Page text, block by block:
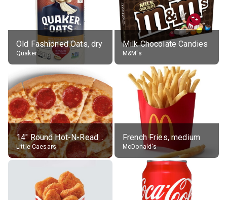
Old Fashioned Oats, dry
Quaker
Milk Chocolate Candies
M&M's
14" Round Hot-N-Ready Pepperoni Pizza
Little Caesars
French Fries, medium
McDonald's